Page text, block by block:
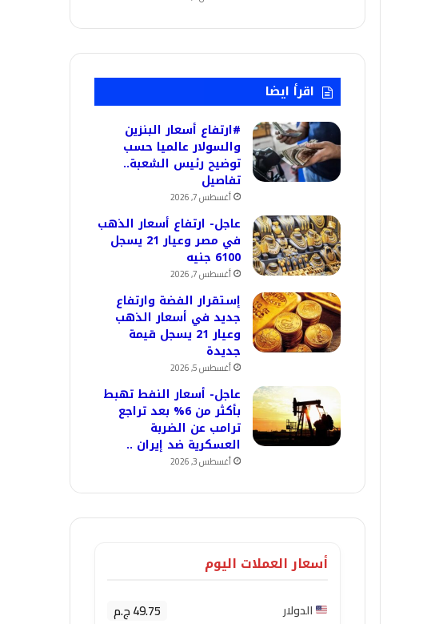
اقرأ ايضا
#ارتفاع أسعار البنزين
والسولار عالميا حسب
توضيح رئيس الشعبة..
تفاصيل
أغسطس 7, 2026
عاجل- ارتفاع أسعار الذهب
في مصر وعيار 21 يسجل
6100 جنيه
أغسطس 7, 2026
إستقرار الفضة وارتفاع
جديد في أسعار الذهب
وعيار 21 يسجل قيمة
جديدة
أغسطس 5, 2026
عاجل- أسعار النفط تهبط
بأكثر من 6% بعد تراجع
ترامب عن الضربة
العسكرية ضد إيران ..
أغسطس 3, 2026
أسعار العملات اليوم
الدولار 49.75 ج.م